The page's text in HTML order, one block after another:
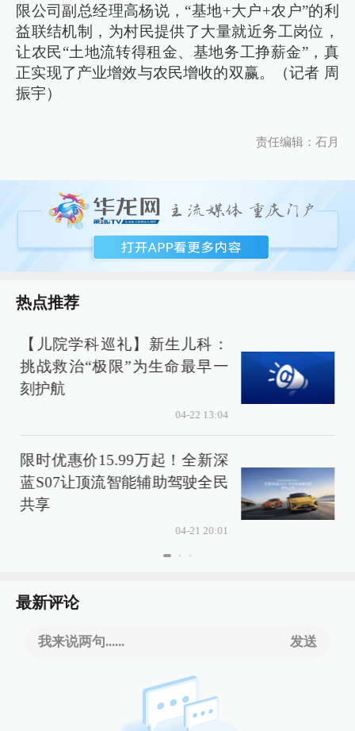
限公司副总经理高杨说，“基地+大户+农户”的利
益联结机制，为村民提供了大量就近务工岗位，
让农民“土地流转得租金、基地务工挣薪金”，真
正实现了产业增效与农民增收的双赢。（记者 周
振宇）
责任编辑：石月
热点推荐
【儿院学科巡礼】新生儿科：
挑战救治“极限”为生命最早一
刻护航
04-22 13:04
限时优惠价15.99万起！全新深
蓝S07让顶流智能辅助驾驶全民
共享
04-21 20:01
最新评论
我来说两句...... 发送